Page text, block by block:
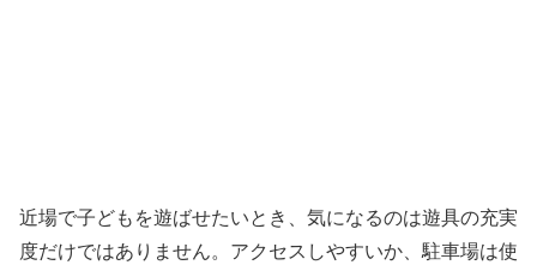
近場で子どもを遊ばせたいとき、気になるのは遊具の充実
度だけではありません。アクセスしやすいか、駐車場は使